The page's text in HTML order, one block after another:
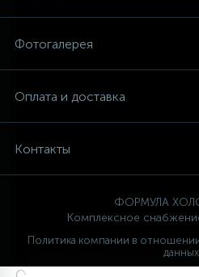
Фотогалерея
Оплата и доставка
Контакты
ФОРМУЛА
Комплексное
Политика компании в
данных